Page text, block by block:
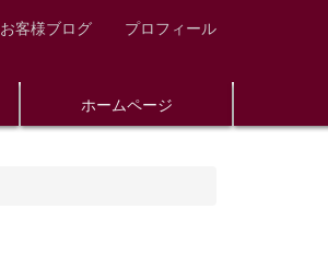
お客様ブログ プロフィール
ホームページ